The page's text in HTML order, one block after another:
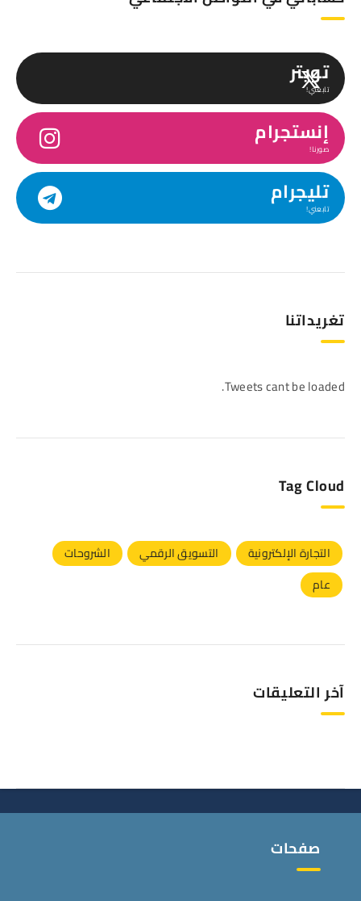
تويتر
تابعني!
إنستجرام
صورنا!
تليجرام
تابعني!
تغريداتنا
Tweets cant be loaded.
Tag Cloud
التجارة الإلكترونية التسويق الرقمي
الشروحات
عام
آخر التعليقات
صفحات